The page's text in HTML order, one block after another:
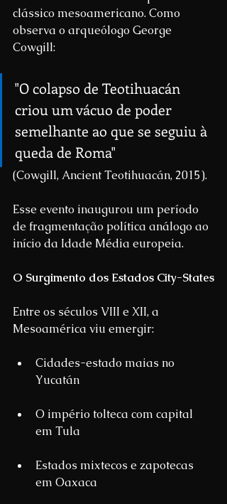
clássico mesoamericano. Como
observa o arqueólogo George
Cowgill:
"O colapso de Teotihuacán
criou um vácuo de poder
semelhante ao que se seguiu à
queda de Roma"
(Cowgill, Ancient Teotihuacán, 2015).
Esse evento inaugurou um período
de fragmentação política análogo ao
início da Idade Média europeia.
O Surgimento dos Estados City-States
Entre os séculos VIII e XII, a
Mesoamérica viu emergir:
Cidades-estado maias no
Yucatán
O império tolteca com capital
em Tula
Estados mixtecos e zapotecas
em Oaxaca